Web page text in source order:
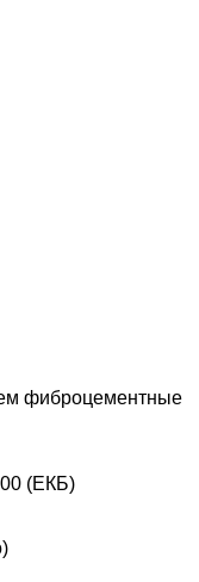
фиброцементные
(ЕКБ)